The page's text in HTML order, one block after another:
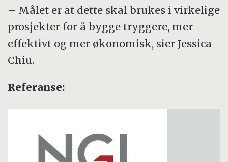
– Målet er at dette skal brukes i virkelige
prosjekter for å bygge tryggere, mer
effektivt og mer økonomisk, sier Jessica
Chiu.
Referanse: